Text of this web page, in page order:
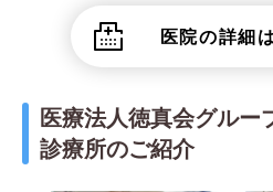
医院の詳細
医療法人徳真会グルー
診療所のご紹介